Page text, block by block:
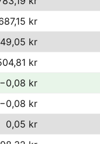
kr
kr
kr
−0,08 kr
−0,08 kr
0,05 kr